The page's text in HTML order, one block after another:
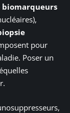
biomarqueurs
pour
Poser un